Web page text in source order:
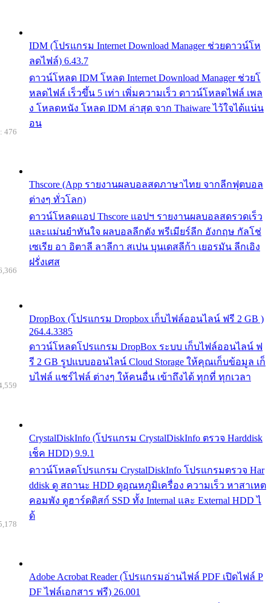
IDM (โปรแกรม Internet Download Manager ช่วยดาวน์โห
ลดไฟล์) 6.43.7
ดาวน์โหลด IDM โหลด Internet Download Manager ช่วยโ
หลดไฟล์ เร็วขึ้น 5 เท่า เพิ่มความเร็ว ดาวน์โหลดไฟล์ เพล
ง โหลดหนัง โหลด IDM ล่าสุด จาก Thaiware ไว้ใจได้แน่น
อน
Thscore (App รายงานผลบอลสดภาษาไทย จากลีกฟุตบอล
ต่างๆ ทั่วโลก)
ดาวน์โหลดแอป Thscore แอปฯ รายงานผลบอลสดรวดเร็ว
และแม่นยำทันใจ ผลบอลลีกดัง พรีเมียร์ลีก อังกฤษ กัลโช่
เซเรีย อา อิตาลี ลาลีกา สเปน บุนเดสลีก้า เยอรมัน ลีกเอิง
ฝรั่งเศส
476
DropBox (โปรแกรม Dropbox เก็บไฟล์ออนไลน์ ฟรี 2 GB )
264.4.3385
ดาวน์โหลดโปรแกรม DropBox ระบบ เก็บไฟล์ออนไลน์ ฟ
รี 2 GB รูปแบบออนไลน์ Cloud Storage ให้คุณเก็บข้อมูล เก็
บไฟล์ แชร์ไฟล์ ต่างๆ ให้คนอื่น เข้าถึงได้ ทุกที่ ทุกเวลา
CrystalDiskInfo (โปรแกรม CrystalDiskInfo ตรวจ Harddisk
เช็ค HDD) 9.9.1
ดาวน์โหลดโปรแกรม CrystalDiskInfo โปรแกรมตรวจ Har
ddisk ดู สถานะ HDD ดูอุณหภูมิเครื่อง ความเร็ว หาสาเหต
คอมพัง ดูฮาร์ดดิสก์ SSD ทั้ง Internal และ External HDD ไ
ด้
Adobe Acrobat Reader (โปรแกรมอ่านไฟล์ PDF เปิดไฟล์ P
DF ไฟล์เอกสาร ฟรี) 26.001